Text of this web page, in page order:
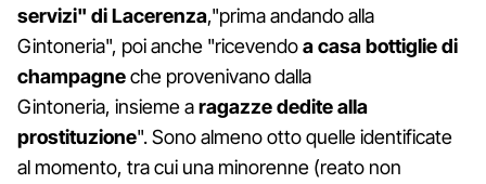
servizi" di Lacerenza,"prima andando alla
Gintoneria", poi anche "ricevendoa casa bottiglie di
champagneche provenivano dalla
Gintoneria, insieme aragazze dedite alla
prostituzione". Sono almeno otto quelle identificate
al momento, tra cui una minorenne (reato non